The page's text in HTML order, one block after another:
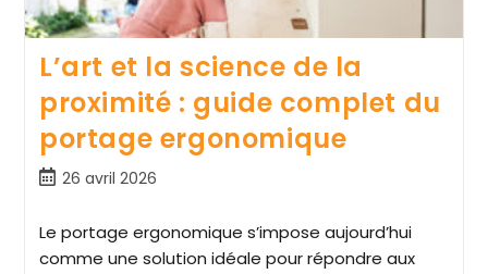
L’art et la science de la
proximité : guide complet du
portage ergonomique
26 avril 2026
Le portage ergonomique s’impose aujourd’hui
comme une solution idéale pour répondre aux